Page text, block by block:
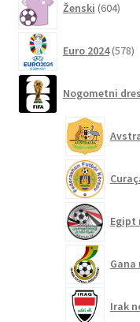
Ženski 604izdelki
Euro 2024 578
Nogometni
Egipt
Gana
Irak